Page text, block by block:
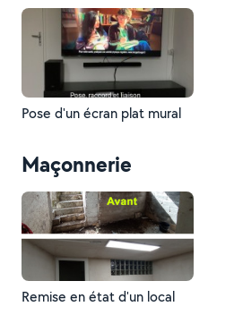
Pose d'un écran plat mural
Maçonnerie
Remise en état d'un local